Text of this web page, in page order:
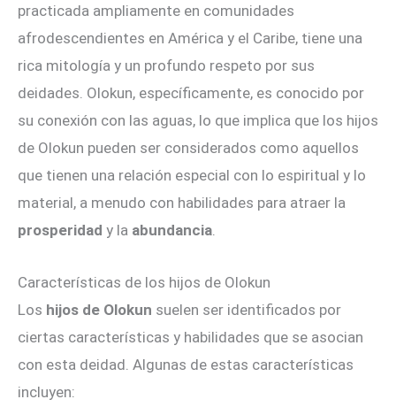
practicada ampliamente en comunidades
afrodescendientes en América y el Caribe, tiene una
rica mitología y un profundo respeto por sus
deidades. Olokun, específicamente, es conocido por
su conexión con las aguas, lo que implica que los hijos
de Olokun pueden ser considerados como aquellos
que tienen una relación especial con lo espiritual y lo
material, a menudo con habilidades para atraer la
prosperidad y la abundancia.
Características de los hijos de Olokun
Los hijos de Olokun suelen ser identificados por
ciertas características y habilidades que se asocian
con esta deidad. Algunas de estas características
incluyen: